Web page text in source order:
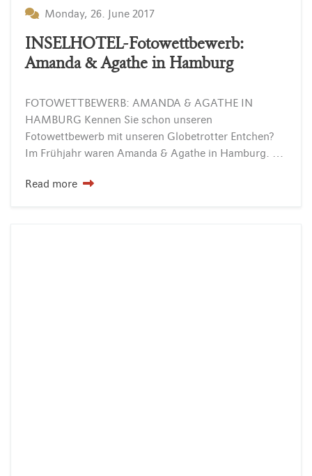
Monday, 26. June 2017
INSELHOTEL-Fotowettbewerb:
Amanda & Agathe in Hamburg
FOTOWETTBEWERB: AMANDA & AGATHE IN
HAMBURG Kennen Sie schon unseren
Fotowettbewerb mit unseren Globetrotter Entchen?
Im Frühjahr waren Amanda & Agathe in Hamburg. Auf dieser Reise ist einiges passiert. Lesen Sie hier die kurze Geschichte über diesen Ausflug und haben…
Read more